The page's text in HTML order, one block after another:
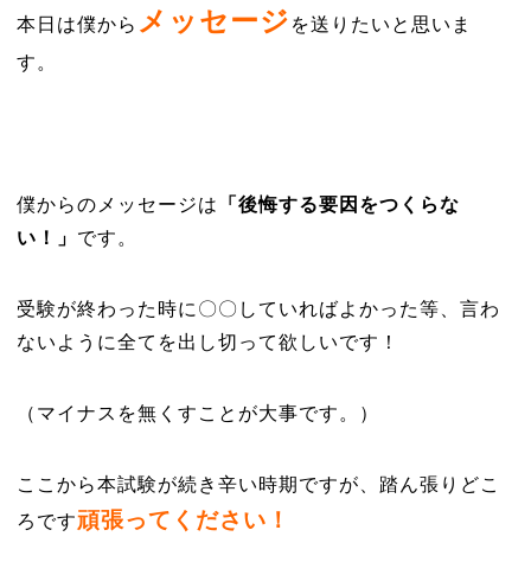
本日は僕から メッセージ を送りたいと思いま
す。
僕からのメッセージは
「後悔する要因をつくらな
い！」 です。
受験が終わった時に〇〇していればよかった等、言わ
ないように全てを出し切って欲しいです！
（マイナスを無くすことが大事です。）
ここから本試験が続き辛い時期ですが、踏ん張りどこ
ろです頑張ってください！